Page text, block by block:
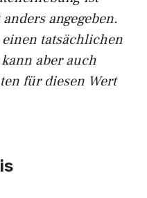
angegeben.
einen tatsächlichen
aber auch
für diesen Wert